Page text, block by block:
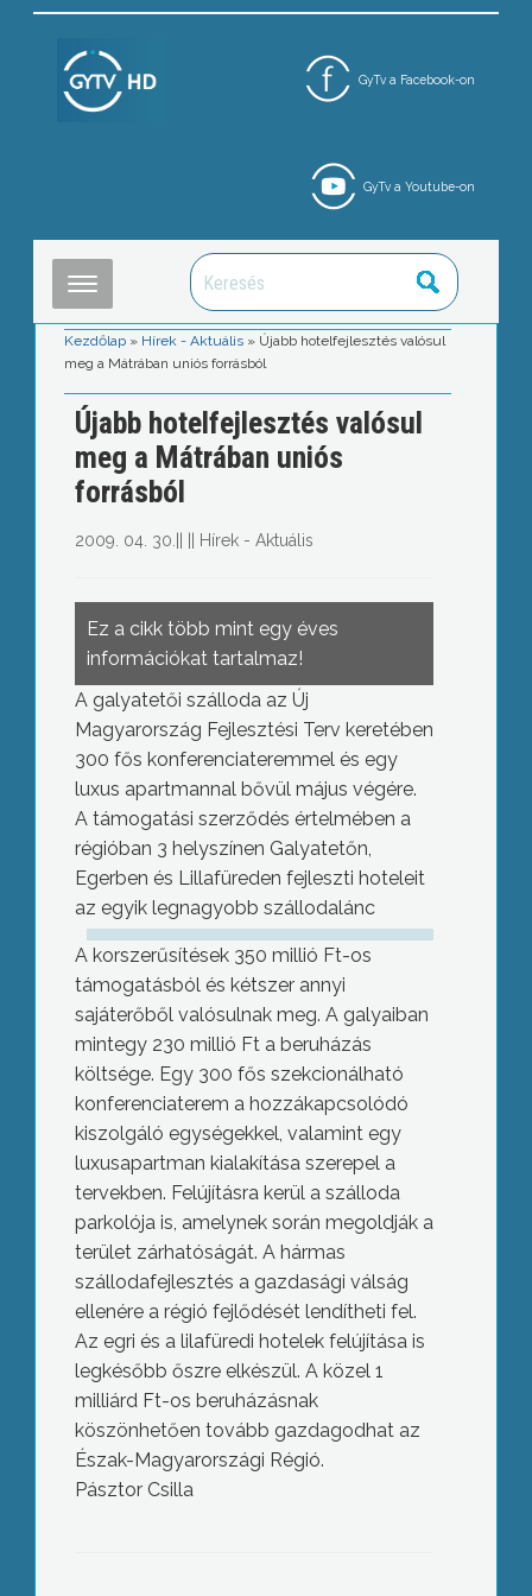
GyTv a Facebook-on
GyTv a Youtube-on
Kezdőlap » Hírek - Aktuális » Újabb hotelfejlesztés valósul
meg a Mátrában uniós forrásból
Újabb hotelfejlesztés valósul
meg a Mátrában uniós
forrásból
2009. 04. 30. Hírek - Aktuális
Ez a cikk több mint egy éves
információkat tartalmaz!
A galyatetői szálloda az Új
Magyarország Fejlesztési Terv keretében
300 fős konferenciateremmel és egy
luxus apartmannal bővül május végére.
A támogatási szerződés értelmében a
régióban 3 helyszínen Galyatetőn,
Egerben és Lillafüreden fejleszti hoteleit
az egyik legnagyobb szállodalánc
A korszerűsítések 350 millió Ft-os
támogatásból és kétszer annyi
sajáterőből valósulnak meg. A galyaiban
mintegy 230 millió Ft a beruházás
költsége. Egy 300 fős szekcionálható
konferenciaterem a hozzákapcsolódó
kiszolgáló egységekkel, valamint egy
luxusapartman kialakítása szerepel a
tervekben. Felújításra kerül a szálloda
parkolója is, amelynek során megoldják a
terület zárhatóságát. A hármas
szállodafejlesztés a gazdasági válság
ellenére a régió fejlődését lendítheti fel.
Az egri és a lilafüredi hotelek felújítása is
legkésőbb őszre elkészül. A közel 1
milliárd Ft-os beruházásnak
köszönhetően tovább gazdagodhat az
Észak-Magyarországi Régió.
Pásztor Csilla